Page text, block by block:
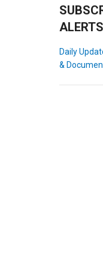
ALERTS
Daily
&